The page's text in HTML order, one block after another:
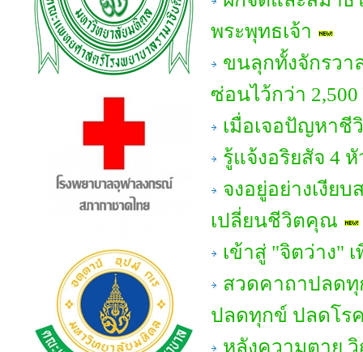
พระพุทธเจ้า
ขนลุกทั้งจักรวา
ซ่อนไว้กว่า
เมื่อเจอปัญหาชี
รู้แจ้งอริยสัจ 4
จงอยู่อย่างเงีย
เปลี่ยนชีวิตคุณ
เข้าสู่ "จิตว่าง"
สวดคาถาปลด
ปลดทุกข์ ปลดโร
หลังความตาย